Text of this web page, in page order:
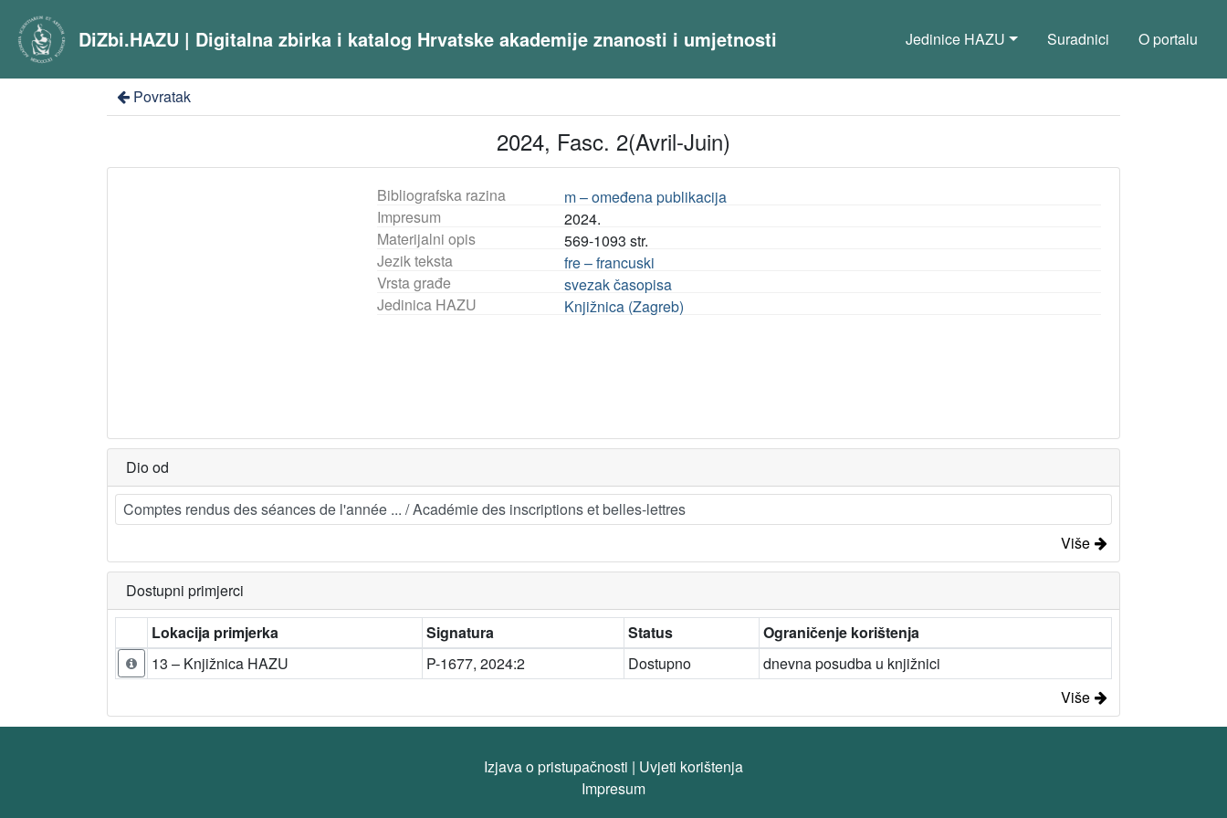
DiZbi.HAZU | Digitalna zbirka i katalog Hrvatske akademije znanosti i umjetnosti Jedinice HAZU Suradnici O portalu
Povratak
2024, Fasc. 2(Avril-Juin)
Bibliografska razina
m – omeđena publikacija
Impresum
2024.
Materijalni opis
569-1093 str.
Jezik teksta
fre – francuski
Vrsta građe
svezak časopisa
Jedinica HAZU
Knjižnica (Zagreb)
Dio od
Comptes rendus des séances de l'année ... / Académie des inscriptions et belles-lettres
Više
Dostupni primjerci
Lokacija primjerka
Signatura Status
Ograničenje korištenja
13 – Knjižnica HAZU
P-1677, 2024:2 Dostupno
dnevna posudba u knjižnici
Više
Izjava o pristupačnosti | Uvjeti korištenja
Impresum